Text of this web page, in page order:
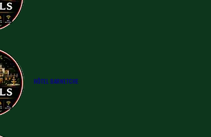
​HÔTELBARNETCHE